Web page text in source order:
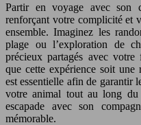
Partir en voyage avec son
renforçant votre complicité et
ensemble. Imaginez les
plage ou l’exploration de
précieux partagés avec
que cette expérience soit une
est essentielle afin de garantir
votre animal tout au long du
escapade avec son
mémorable.